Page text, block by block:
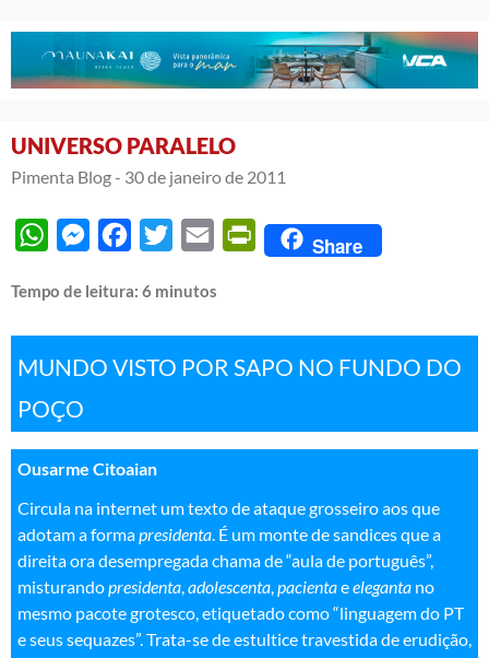
UNIVERSO PARALELO
Pimenta Blog - 30 de janeiro de 2011
WhatsAppMessengerFacebook
Twitter Email PrintFriendly
Share
Tempo de leitura: 6 minutos
MUNDO VISTO POR SAPO NO FUNDO DO
POÇO
Ousarme Citoaian
Circula na internet um texto de ataque grosseiro aos que
adotam a formapresidenta. É um monte de sandices que a
direita ora desempregada chama de “aula de português”,
misturandopresidenta,adolescenta,pacientaeeleganta no
mesmo pacote grotesco, etiquetado como “linguagem do PT
e seus sequazes”. Trata-se de estultice travestida de erudição,